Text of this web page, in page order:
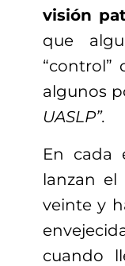
visión
que
“control”
algunos
UASLP”.
En cada
lanzan el
veinte y
cuando